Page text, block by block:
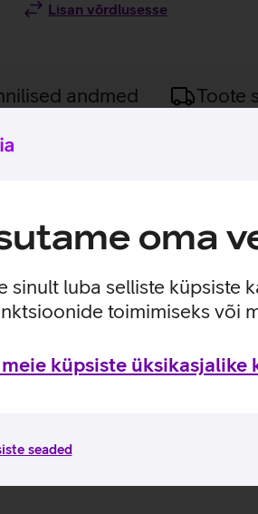
oma
sinult luba selliste küpsiste
toimimiseks või
küpsiste
seaded
Lisan võrdlusesse
andmed Toote
salvestamaks
Pro UHS-I mälukaardiga tabad oma
välistingimustele – need
SD adapter.